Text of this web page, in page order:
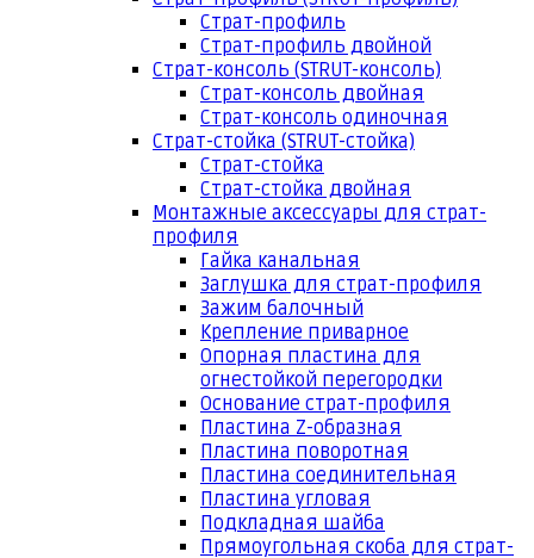
Страт-профиль
Страт-профиль двойной
Страт-консоль (STRUT-консоль)
Страт-консоль двойная
Страт-консоль одиночная
Страт-стойка (STRUT-стойка)
Страт-стойка
Страт-стойка двойная
Монтажные аксессуары для страт-
профиля
Гайка канальная
Заглушка для страт-профиля
Зажим балочный
Крепление приварное
Опорная пластина для
огнестойкой перегородки
Основание страт-профиля
Пластина Z-образная
Пластина поворотная
Пластина соединительная
Пластина угловая
Подкладная шайба
Прямоугольная скоба для страт-